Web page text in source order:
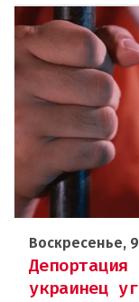
Воскресенье, 9
украинец